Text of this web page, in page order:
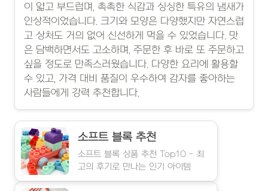
이 얇고 부드럽며, 촉촉한 식감과 싱싱한 특유의 냄새가
인상적이었습니다. 크기와 모양은 다양했지만 자연스럽
고 상처도 거의 없어 신선하게 먹을 수 있었습니다. 맛
은 담백하면서도 고소하며, 주문한 후 바로 또 주문하고
싶을 정도로 만족스러웠습니다. 다양한 요리에 활용할
수 있고, 가격 대비 품질이 우수하여 감자를 좋아하는
사람들에게 강력 추천합니다.
소프트 블록 추천
소프트 블록 상품 추천 Top10 - 최
고의 후기로 만나는 인기 아이템